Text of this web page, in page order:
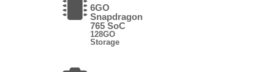
6GO
Snapdragon
765 SoC
128GO
Storage